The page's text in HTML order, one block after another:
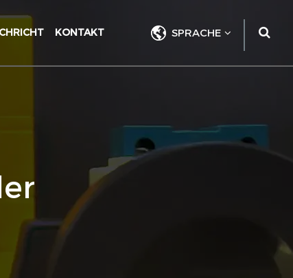
SPRACHE
KONTAKT